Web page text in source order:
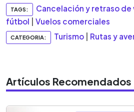
TAGS: Cancelación y retraso de
fútbol
Vuelos comerciales
CATEGORIA: Turismo Rutas y
Artículos Recomendados